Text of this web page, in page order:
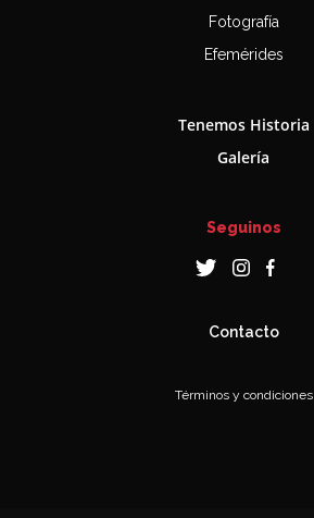
Fotografía
Efemérides
Tenemos Historia
Galería
Seguinos
Contacto
Términos y condiciones